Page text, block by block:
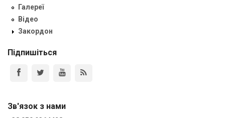
Галереї
Відео
Закордон
Підпишіться
Зв'язок з нами